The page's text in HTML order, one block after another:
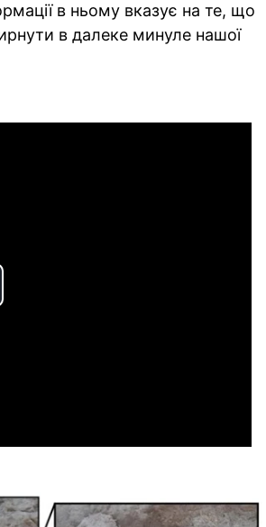
в ньому вказує на те, що
в далеке минуле нашої